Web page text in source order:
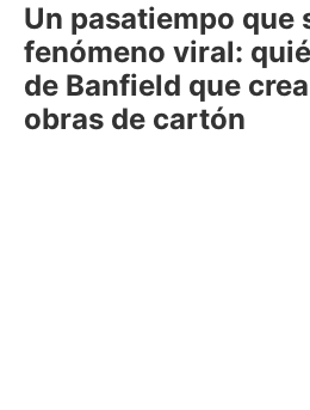
Un pasatiempo que
fenómeno viral:
de Banfield que
obras de cartón